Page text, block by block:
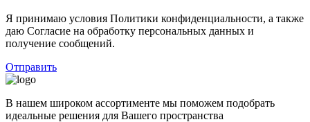
Я принимаю условия Политики конфиденциальности, а также
даю Согласие на обработку персональных данных и
получение сообщений.
Отправить
В нашем широком ассортименте мы поможем подобрать
идеальные решения для Вашего пространства